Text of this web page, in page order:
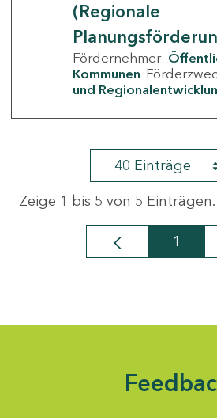
(Regionale
Fördernehmer:
Kommunen
und
40 Einträge
Zeige 1 bis 5 von 5 Einträgen.
Seite
1